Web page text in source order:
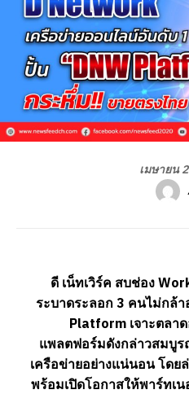
เมษายน
ดี เน็ทเวิร์ค สบช่อง
ระบาดระลอก 3 คนไม่กล้
Platform เจาะตลา
แพลตฟอร์มดังกล่าวสมบู
เครือข่ายอย่างแน่นอน โดย
พร้อมเปิดโอกาสให้พาร์ทเ